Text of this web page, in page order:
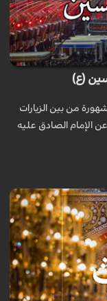
(ع)
من بين الزيارات
الإمام الصادق عليه